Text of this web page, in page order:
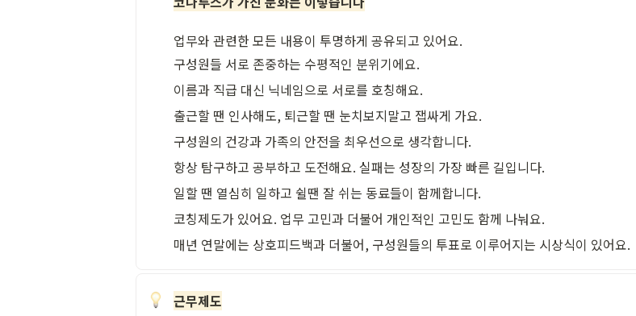
업무와 관련한 모든 내용이 투명하게 공유되고 있어요.
구성원들 서로 존중하는 수평적인 분위기에요.
이름과 직급 대신 닉네임으로 서로를 호칭해요.
출근할 땐 인사해도, 퇴근할 땐 눈치보지말고 잽싸게 가요.
구성원의 건강과 가족의 안전을 최우선으로 생각합니다.
항상 탐구하고 공부하고 도전해요. 실패는 성장의 가장 빠른 길입니다.
일할 땐 열심히 일하고 쉴땐 잘 쉬는 동료들이 함께합니다.
코칭제도가 있어요. 업무 고민과 더불어 개인적인 고민도 함께 나눠요.
매년 연말에는 상호피드백과 더불어, 구성원들의 투표로 이루어지는 시상식이 있어요.
근무제도